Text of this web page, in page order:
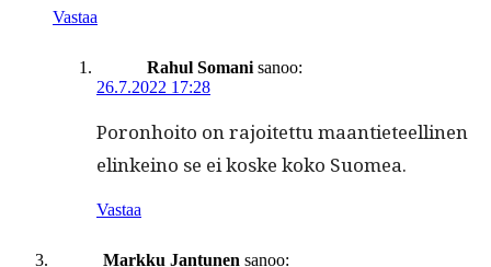
Vastaa
Rahul Somani sanoo:
26.7.2022 17:28
Poron­hoito on rajoitet­tu maanti­eteelli­nen
elinkeino se ei koske koko Suomea.
Vastaa
Markku Jantunen sanoo: